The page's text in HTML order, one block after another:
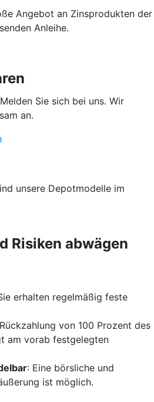
Angebot an Zinsprodukten der
Anleihe.
Sie sich bei uns. Wir
an.
unsere Depotmodelle im
Risiken abwägen
erhalten regelmäßig feste
von 100 Prozent des
am vorab festgelegten
: Eine börsliche und
ist möglich.